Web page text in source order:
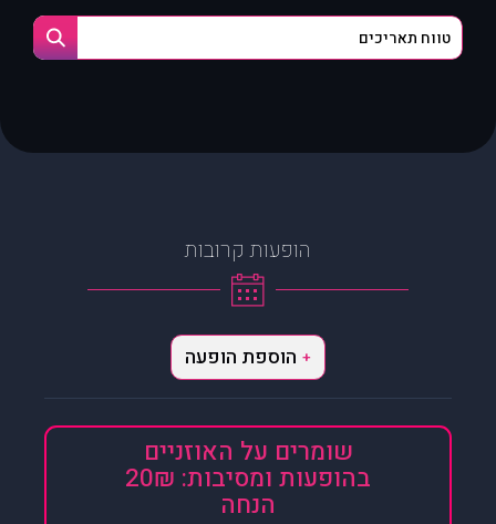
הופעות קרובות
+ הוספת הופעה
שומרים על האוזניים
בהופעות ומסיבות: 20₪
הנחה